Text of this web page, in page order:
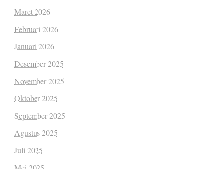
Maret 2026
Februari 2026
Januari 2026
Desember 2025
November 2025
Oktober 2025
September 2025
Agustus 2025
Juli 2025